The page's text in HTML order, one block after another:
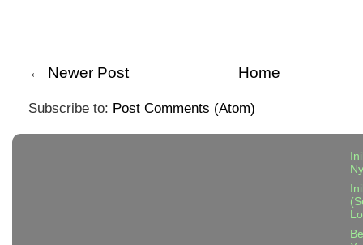
← Newer Post Home
Subscribe to: Post Comments (Atom)